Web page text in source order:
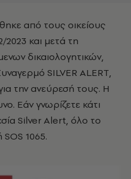
από τους οικείους
και μετά τη
δικαιολογητικών,
SILVER ALERT,
την ανεύρεσή τους. Η
Εάν γνωρίζετε κάτι
Silver Alert, όλο το
1065.